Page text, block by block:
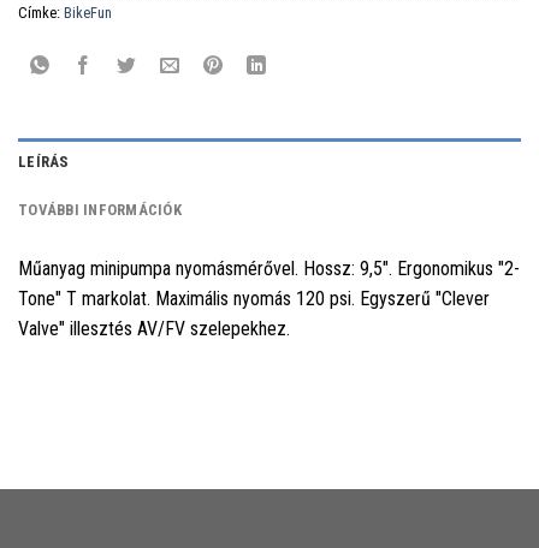
Címke: BikeFun
LEÍRÁS
TOVÁBBI INFORMÁCIÓK
Műanyag minipumpa nyomásmérővel. Hossz: 9,5". Ergonomikus "2-
Tone" T markolat. Maximális nyomás 120 psi. Egyszerű "Clever
Valve" illesztés AV/FV szelepekhez.